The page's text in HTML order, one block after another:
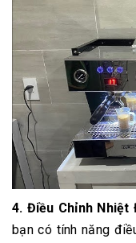
4. Điều Chỉnh Nhiệt
bạn có tính năng